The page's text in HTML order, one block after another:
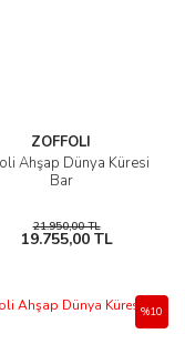
ZOFFOLI
Ahşap Dünya Küresi
Bar
21.950,00 TL
19.755,00 TL
%10